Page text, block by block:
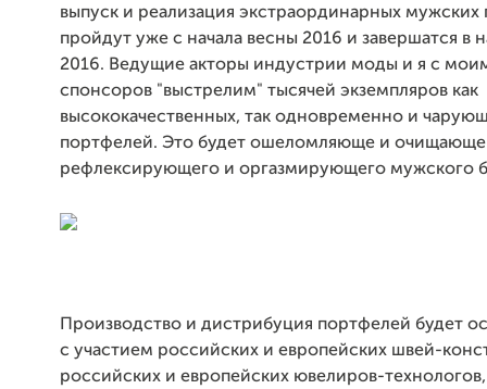
выпуск и реализация экстраординарных мужских
пройдут уже с начала весны 2016 и завершатся в
2016. Ведущие акторы индустрии моды и я с
спонсоров "выстрелим" тысячей экземпляров как
высококачественных, так одновременно и
портфелей. Это будет ошеломляюще и очищающе
рефлексирующего и оргазмирующего мужского
Производство и дистрибуция портфелей будет
с участием российских и европейских швей-
российских и европейских ювелиров-